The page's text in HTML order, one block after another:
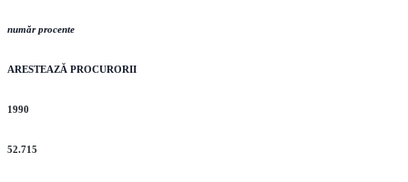
număr procente
ARESTEAZĂ PROCURORII
1990
52.715